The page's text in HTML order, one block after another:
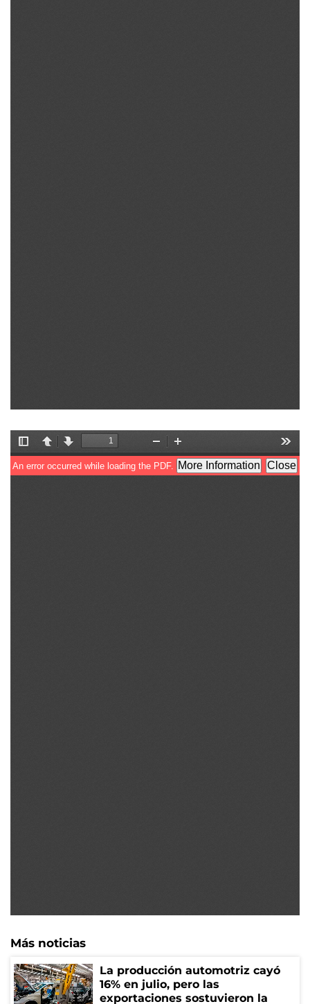
Más noticias
La producción automotriz cayó
16% en julio, pero las
exportaciones sostuvieron la